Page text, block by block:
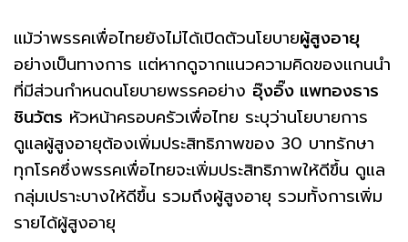
แม้ว่าพรรคเพื่อไทยยังไม่ได้เปิดตัวนโยบายผู้สูงอายุ
อย่างเป็นทางการ แต่หากดูจากแนวความคิดของแกนนำ
ที่มีส่วนกำหนดนโยบายพรรคอย่าง อุ๊งอิ๊ง แพทองธาร
ชินวัตร หัวหน้าครอบครัวเพื่อไทย ระบุว่านโยบายการ
ดูแลผู้สูงอายุต้องเพิ่มประสิทธิภาพของ 30 บาทรักษา
ทุกโรคซึ่งพรรคเพื่อไทยจะเพิ่มประสิทธิภาพให้ดีขึ้น ดูแล
กลุ่มเปราะบางให้ดีขึ้น รวมถึงผู้สูงอายุ รวมทั้งการเพิ่ม
รายได้ผู้สูงอายุ